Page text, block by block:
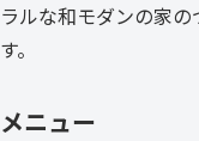
ラルな和モダンの家
す。
メニュー